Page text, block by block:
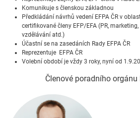
Komunikuje s členskou základnou
Předkládání návrhů vedení EFPA ČR v
certifikované členy EFP/EFA (PR,
vzdělávání atd.)
Účastní se na zasedáních Rady EFPA ČR
Reprezentuje EFPA ČR
Volební období je vždy 3 roky, nyní od
Členové poradního orgánu